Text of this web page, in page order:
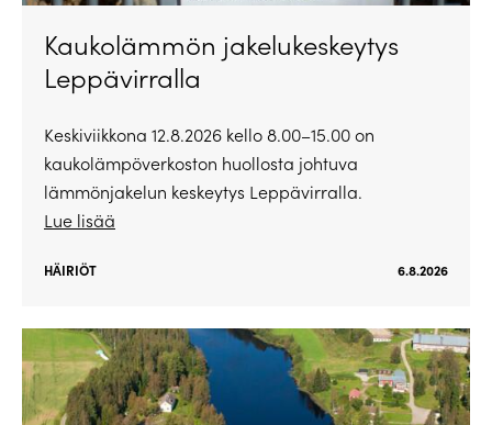
Kaukolämmön jakelukeskeytys
Leppävirralla
Keskiviikkona 12.8.2026 kello 8.00–15.00 on
kaukolämpöverkoston huollosta johtuva
lämmönjakelun keskeytys Leppävirralla.
Lue lisää
HÄIRIÖT 6.8.2026